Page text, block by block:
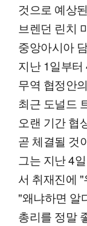
것으로 예상
브렌던 린치
중앙아시아
지난 1일부
무역 협정안
최근 도널드
오랜 기간 협
곧 체결될 것
그는 지난 4
서 취재진에
"왜냐하면 알
총리를 정말